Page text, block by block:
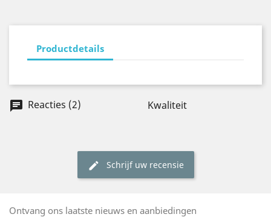
Productdetails
Reacties (2) Kwaliteit
Schrijf uw recensie
Ontvang ons laatste nieuws en aanbiedingen